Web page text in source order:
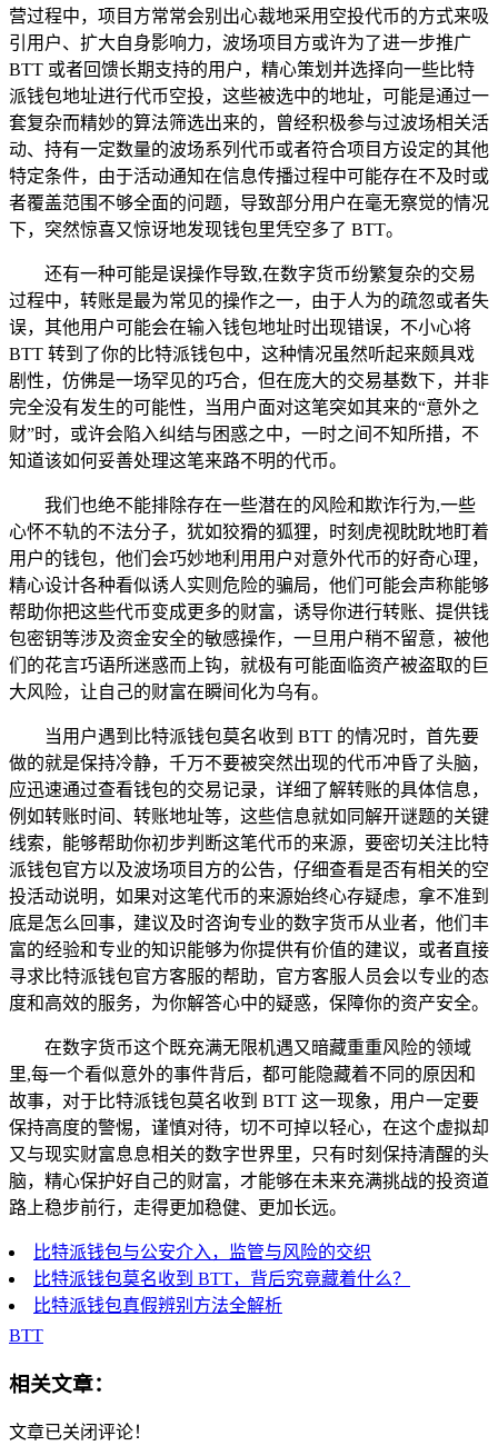
营过程中，项目方常常会别出心裁地采用空投代币的方式来吸
引用户、扩大自身影响力，波场项目方或许为了进一步推广
BTT 或者回馈长期支持的用户，精心策划并选择向一些比特
派钱包地址进行代币空投，这些被选中的地址，可能是通过一
套复杂而精妙的算法筛选出来的，曾经积极参与过波场相关活
动、持有一定数量的波场系列代币或者符合项目方设定的其他
特定条件，由于活动通知在信息传播过程中可能存在不及时或
者覆盖范围不够全面的问题，导致部分用户在毫无察觉的情况
下，突然惊喜又惊讶地发现钱包里凭空多了 BTT。
还有一种可能是误操作导致,在数字货币纷繁复杂的交易
过程中，转账是最为常见的操作之一，由于人为的疏忽或者失
误，其他用户可能会在输入钱包地址时出现错误，不小心将
BTT 转到了你的比特派钱包中，这种情况虽然听起来颇具戏
剧性，仿佛是一场罕见的巧合，但在庞大的交易基数下，并非
完全没有发生的可能性，当用户面对这笔突如其来的“意外之
财”时，或许会陷入纠结与困惑之中，一时之间不知所措，不
知道该如何妥善处理这笔来路不明的代币。
我们也绝不能排除存在一些潜在的风险和欺诈行为,一些
心怀不轨的不法分子，犹如狡猾的狐狸，时刻虎视眈眈地盯着
用户的钱包，他们会巧妙地利用用户对意外代币的好奇心理，
精心设计各种看似诱人实则危险的骗局，他们可能会声称能够
帮助你把这些代币变成更多的财富，诱导你进行转账、提供钱
包密钥等涉及资金安全的敏感操作，一旦用户稍不留意，被他
们的花言巧语所迷惑而上钩，就极有可能面临资产被盗取的巨
大风险，让自己的财富在瞬间化为乌有。
当用户遇到比特派钱包莫名收到 BTT 的情况时，首先要
做的就是保持冷静，千万不要被突然出现的代币冲昏了头脑，
应迅速通过查看钱包的交易记录，详细了解转账的具体信息，
例如转账时间、转账地址等，这些信息就如同解开谜题的关键
线索，能够帮助你初步判断这笔代币的来源，要密切关注比特
派钱包官方以及波场项目方的公告，仔细查看是否有相关的空
投活动说明，如果对这笔代币的来源始终心存疑虑，拿不准到
底是怎么回事，建议及时咨询专业的数字货币从业者，他们丰
富的经验和专业的知识能够为你提供有价值的建议，或者直接
寻求比特派钱包官方客服的帮助，官方客服人员会以专业的态
度和高效的服务，为你解答心中的疑惑，保障你的资产安全。
在数字货币这个既充满无限机遇又暗藏重重风险的领域
里,每一个看似意外的事件背后，都可能隐藏着不同的原因和
故事，对于比特派钱包莫名收到 BTT 这一现象，用户一定要
保持高度的警惕，谨慎对待，切不可掉以轻心，在这个虚拟却
又与现实财富息息相关的数字世界里，只有时刻保持清醒的头
脑，精心保护好自己的财富，才能够在未来充满挑战的投资道
路上稳步前行，走得更加稳健、更加长远。
比特派钱包与公安介入，监管与风险的交织
比特派钱包莫名收到 BTT，背后究竟藏着什么？
比特派钱包真假辨别方法全解析
BTT
相关文章：
文章已关闭评论！